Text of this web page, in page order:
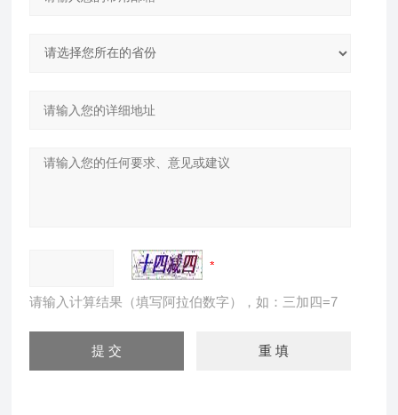
请输入计算结果（填写阿拉伯数字），如：三加四=7